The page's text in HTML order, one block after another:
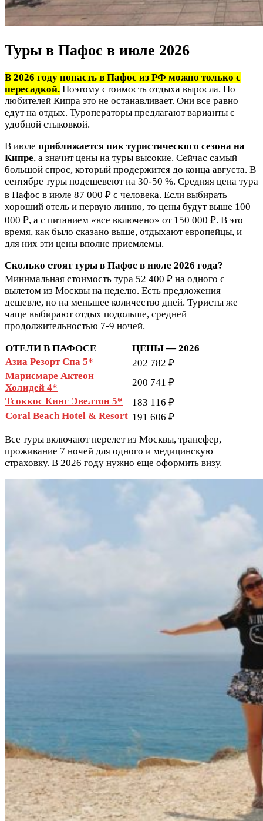
Туры в Пафос в июле 2026
В 2026 году попасть в Пафос из РФ можно только с
пересадкой. Поэтому стоимость отдыха выросла. Но
любителей Кипра это не останавливает. Они все равно
едут на отдых. Туроператоры предлагают варианты с
удобной стыковкой.
В июле приближается пик туристического сезона на
Кипре, а значит цены на туры высокие. Сейчас самый
большой спрос, который продержится до конца августа. В
сентябре туры подешевеют на 30-50 %. Средняя цена тура
в Пафос в июле 87 000 ₽ с человека. Если выбирать
хороший отель и первую линию, то цены будут выше 100
000 ₽, а с питанием «все включено» от 150 000 ₽. В это
время, как было сказано выше, отдыхают европейцы, и
для них эти цены вполне приемлемы.
Сколько стоят туры в Пафос в июле 2026 года?
Минимальная стоимость тура 52 400 ₽ на одного с
вылетом из Москвы на неделю. Есть предложения
дешевле, но на меньшее количество дней. Туристы же
чаще выбирают отдых подольше, средней
продолжительностью 7-9 ночей.
ОТЕЛИ В ПАФОСЕ
ЦЕНЫ — 2026
Азиа Резорт Спа 5*
202 782 ₽
Марисмаре Актеон
Холидей 4*
200 741 ₽
Тсоккос Кинг Эвелтон 5*
183 116 ₽
Coral Beach Hotel & Resort 191 606 ₽
Все туры включают перелет из Москвы, трансфер,
проживание 7 ночей для одного и медицинскую
страховку. В 2026 году нужно еще оформить визу.